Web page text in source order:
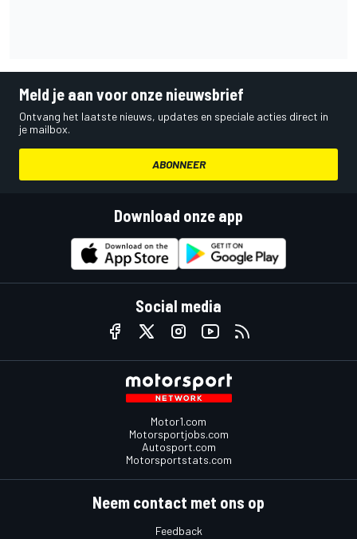
Meld je aan voor onze nieuwsbrief
Ontvang het laatste nieuws, updates en speciale acties direct in
je mailbox.
ABONNEER
Download onze app
Social media
Motor1.com
Motorsportjobs.com
Autosport.com
Motorsportstats.com
Neem contact met ons op
Feedback